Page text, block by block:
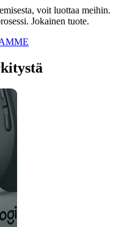
voit luottaa meihin.
Jokainen tuote.